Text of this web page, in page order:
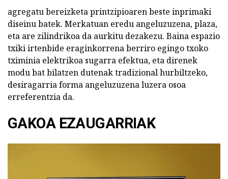
agregatu bereizketa printzipioaren beste inprimaki
diseinu batek. Merkatuan eredu angeluzuzena, plaza,
eta are zilindrikoa da aurkitu dezakezu. Baina espazio
txiki irtenbide eraginkorrena berriro egingo txoko
tximinia elektrikoa sugarra efektua, eta direnek
modu bat bilatzen dutenak tradizional hurbiltzeko,
desiragarria forma angeluzuzena luzera osoa
erreferentzia da.
GAKOA EZAUGARRIAK